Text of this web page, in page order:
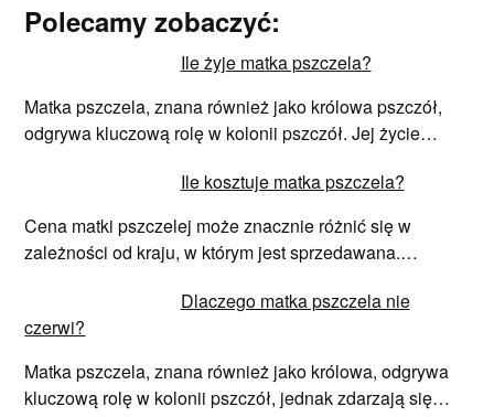
Polecamy zobaczyć:
Ile żyje matka pszczela?
Matka pszczela, znana również jako królowa pszczół,
odgrywa kluczową rolę w kolonii pszczół. Jej życie…
Ile kosztuje matka pszczela?
Cena matki pszczelej może znacznie różnić się w
zależności od kraju, w którym jest sprzedawana.…
Dlaczego matka pszczela nie
czerwi?
Matka pszczela, znana również jako królowa, odgrywa
kluczową rolę w kolonii pszczół, jednak zdarzają się…